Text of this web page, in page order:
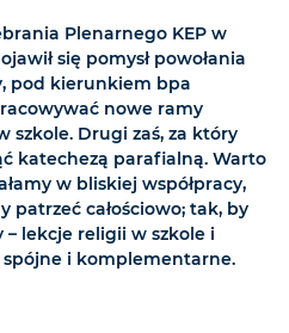
Plenarnego KEP w
się pomysł powołania
pod kierunkiem bpa
nowe ramy
Drugi zaś, za który
katechezą parafialną. Warto
w bliskiej współpracy,
patrzeć całościowo; tak, by
lekcje religii w szkole i
spójne i komplementarne.